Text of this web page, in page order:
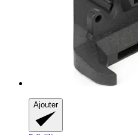
Ajouter